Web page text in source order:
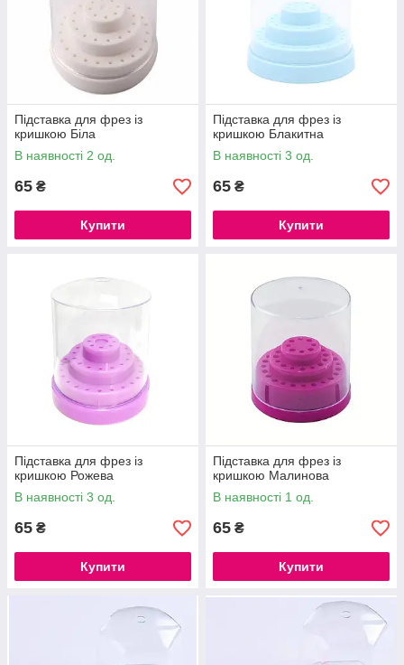
Підставка для фрез із
кришкою Біла
В наявності 2 од.
65 ₴
Купити
Підставка для фрез із
кришкою Блакитна
В наявності 3 од.
65 ₴
Купити
Підставка для фрез із
кришкою Рожева
В наявності 3 од.
65 ₴
Купити
Підставка для фрез із
кришкою Малинова
В наявності 1 од.
65 ₴
Купити